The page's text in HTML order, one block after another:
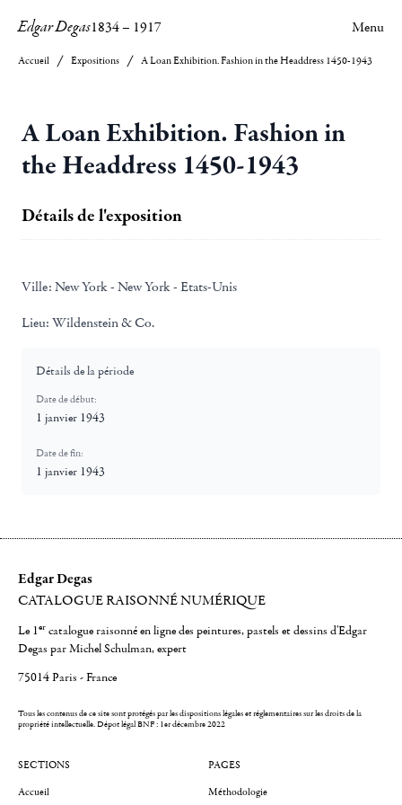
Edgar Degas1834– 1917 Menu
Accueil Expositions A Loan Exhibition. Fashion in the Headdress 1450-1943
A Loan Exhibition. Fashion in
the Headdress 1450-1943
Détails de l'exposition
Ville: New York - New York - Etats-Unis
Lieu: Wildenstein & Co.
Détails de la période
Date de début:
1 janvier 1943
Date de fin:
1 janvier 1943
Edgar Degas
CATALOGUE RAISONNÉ NUMÉRIQUE
Le 1er catalogue raisonné en ligne des peintures, pastels et dessins d'Edgar
Degas par Michel Schulman, expert
75014 Paris - France
Tous les contenus de ce site sont protégés par les dispositions légales et réglementaires sur les droits de la
propriété intellectuelle.Dépot légal BNF : 1er décembre 2022
SECTIONS
Accueil
PAGES
Méthodologie